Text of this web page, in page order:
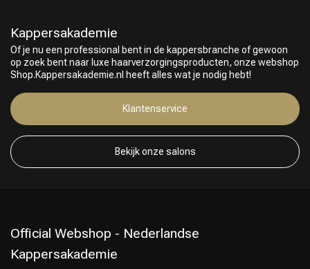
Kappersakademie
Of je nu een professional bent in de kappersbranche of gewoon
op zoek bent naar luxe haarverzorgingsproducten, onze webshop
Shop.Kappersakademie.nl heeft alles wat je nodig hebt!
Klantenservice
Bekijk onze salons
Official Webshop - Nederlandse
Kappersakademie